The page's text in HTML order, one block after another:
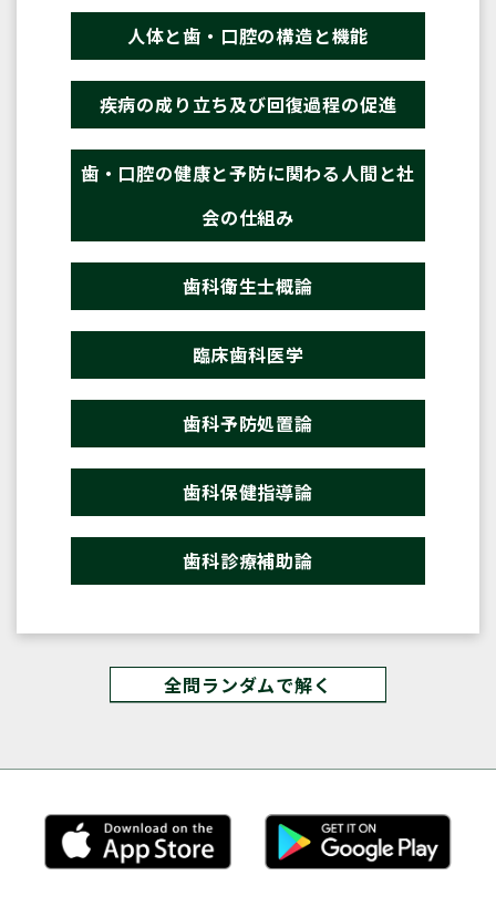
人体と歯・口腔の構造と機能
疾病の成り立ち及び回復過程の促進
歯・口腔の健康と予防に関わる人間と社
会の仕組み
歯科衛生士概論
臨床歯科医学
歯科予防処置論
歯科保健指導論
歯科診療補助論
全問ランダムで解く